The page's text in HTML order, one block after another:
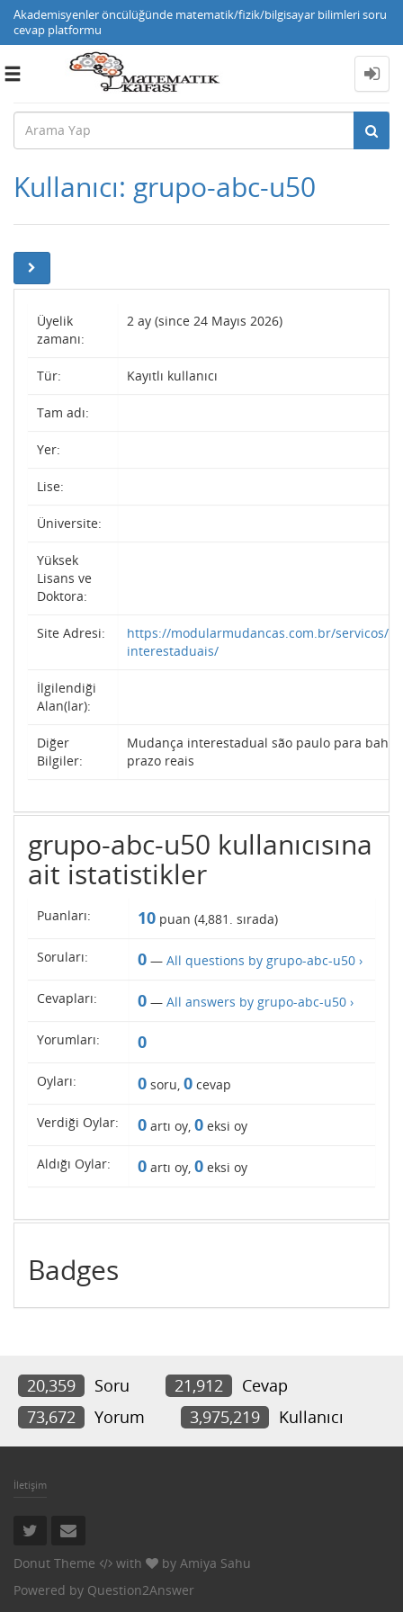
Akademisyenler öncülüğünde matematik/fizik/bilgisayar bilimleri soru
cevap platformu
Toggle
Kullanıcı: grupo-abc-u50
Üyelik
zamanı:
2 ay (since 24 Mayıs 2026)
Tür: Kayıtlı kullanıcı
Tam adı:
Yer:
Lise:
Üniversite:
Yüksek
Lisans ve
Doktora:
Site Adresi:
https://modularmudancas.com.br/servicos/
interestaduais/
İlgilendiği
Alan(lar):
Diğer
Bilgiler:
Mudança interestadual são paulo para
prazo reais
grupo-abc-u50 kullanıcısına
ait istatistikler
Puanları: 10 puan (4,881 . sırada)
Soruları: 0 — All questions by grupo-abc-u50 ›
Cevapları: 0 — All answers by grupo-abc-u50 ›
Yorumları: 0
Oyları: 0 soru, 0 cevap
Verdiği Oylar: 0 artı oy, 0 eksi oy
Aldığı Oylar: 0 artı oy, 0 eksi oy
Badges
20,359 Soru 21,912
Cevap
73,672
Yorum 3,975,219 Kullanıcı
İletişim
Donut Theme with by Amiya Sahu
Powered by Question2Answer